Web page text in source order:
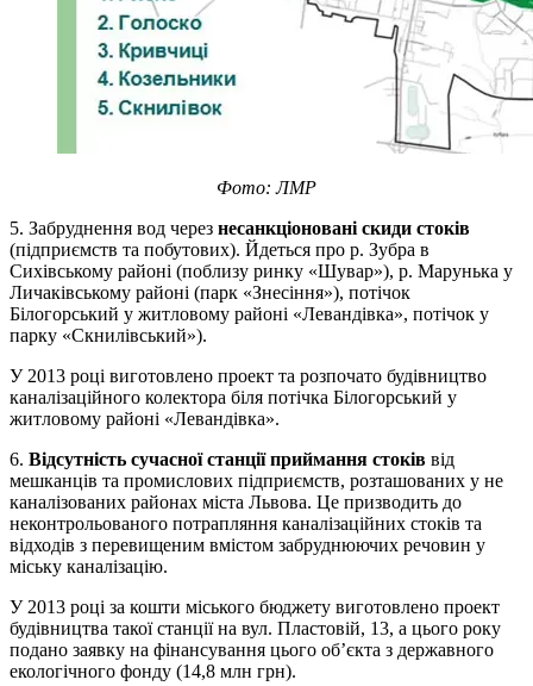
Фото: ЛМР
5. Забруднення вод через несанкціоновані скиди стоків
(підприємств та побутових). Йдеться про р. Зубра в
Сихівському районі (поблизу ринку «Шувар»), р. Марунька у
Личаківському районі (парк «Знесіння»), потічок
Білогорський у житловому районі «Левандівка», потічок у
парку «Скнилівський»).
У 2013 році виготовлено проект та розпочато будівництво
каналізаційного колектора біля потічка Білогорський у
житловому районі «Левандівка».
6. Відсутність сучасної станції приймання стоків від
мешканців та промислових підприємств, розташованих у не
каналізованих районах міста Львова. Це призводить до
неконтрольованого потрапляння каналізаційних стоків та
відходів з перевищеним вмістом забруднюючих речовин у
міську каналізацію.
У 2013 році за кошти міського бюджету виготовлено проект
будівництва такої станції на вул. Пластовій, 13, а цього року
подано заявку на фінансування цього об’єкта з державного
екологічного фонду (14,8 млн грн).